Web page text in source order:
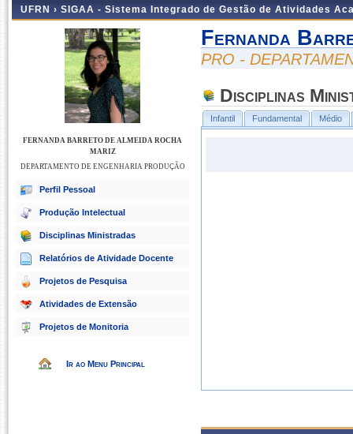
UFRN › SIGAA - Sistema Integrado de Gestão de Atividades
FERNANDA BARRETO DE ALMEIDA ROCHA
MARIZ
DEPARTAMENTO DE ENGENHARIA PRODUÇÃO
Perfil Pessoal
Produção Intelectual
Disciplinas Ministradas
Relatórios de Atividade Docente
Projetos de Pesquisa
Atividades de Extensão
Projetos de Monitoria
Ir ao Menu Principal
Fernanda
PRO -
Disciplinas
Infantil Fundamental Médio